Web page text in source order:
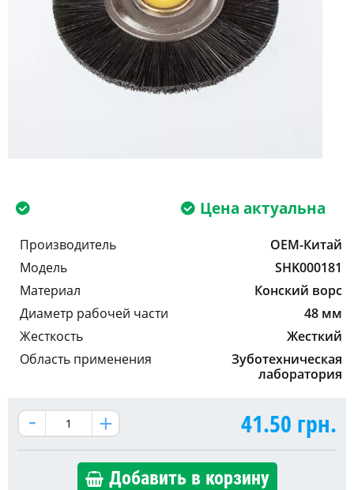
Цена актуальна
Производитель
OEM-Китай
Модель
SHK000181
Материал
Конский ворс
Диаметр рабочей части
48 мм
Жесткость
Жесткий
Область применения
Зуботехническая
лаборатория
41.50 грн.
Добавить в корзину